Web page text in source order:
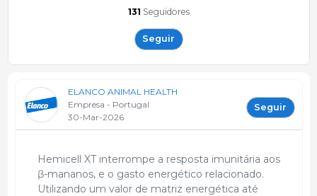
131 Seguidores
Seguir
ELANCO ANIMAL HEALTH
Empresa - Portugal
30-Mar-2026
Seguir
Hemicell XT interrompe a resposta imunitária aos
ꞵ-mananos, e o gasto energético relacionado.
Utilizando um valor de matriz energética até